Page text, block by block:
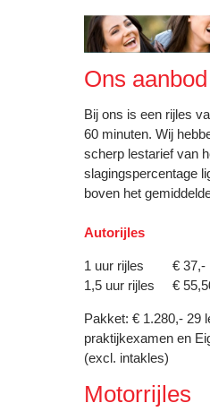
Ons aanbod
Bij ons is een rijles
60 minuten. Wij
scherp lestarief van
slagingspercentage
boven het
Autorijles
1 uur rijles € 37,-
1,5 uur rijles €
Pakket: € 1.280,- 29
praktijkexamen en
(excl. intakles)
Motorrijles